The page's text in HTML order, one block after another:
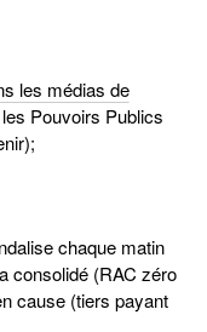
les médias de
Pouvoirs Publics
chaque matin
consolidé (RAC zéro
cause (tiers payant